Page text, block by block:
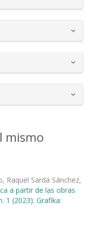
mismo
Raquel Sardá Sánchez,
a partir de las obras
1 (2023): Grafika: